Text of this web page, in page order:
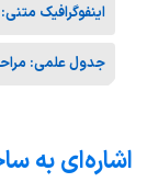
اینفوگرافیک
جدول علمی:
اشاره‌ای به